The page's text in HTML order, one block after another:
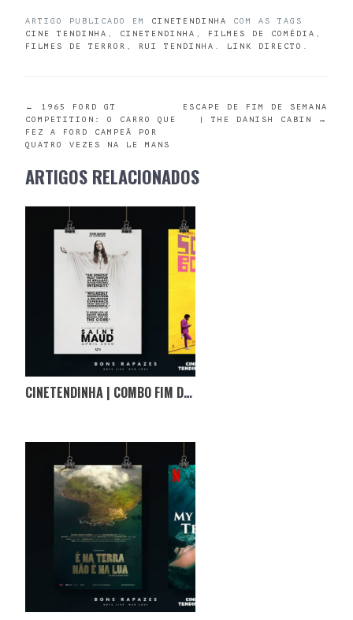
ARTIGO PUBLICADO EM CINETENDINHA
COM AS TAGS
CINE TENDINHA
CINETENDINHA FILMES DE COMÉDIA
FILMES DE TERROR
RUI TENDINHA LINK DIRECTO
POST
NAVIGATION
←
1965 FORD GT
COMPETITION: O CARRO QUE
FEZ A FORD CAMPEÃ POR
QUATRO VEZES NA LE MANS
ESCAPE DE FIM DE SEMANA
| THE DANISH CABIN
→
ARTIGOS RELACIONADOS
CINETENDINHA | COMBO FIM DE SEMANA